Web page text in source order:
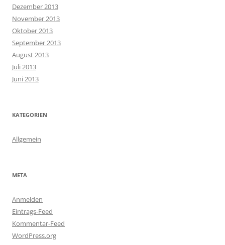
Dezember 2013
November 2013
Oktober 2013
September 2013
August 2013
Juli 2013
Juni 2013
KATEGORIEN
Allgemein
META
Anmelden
Eintrags-Feed
Kommentar-Feed
WordPress.org